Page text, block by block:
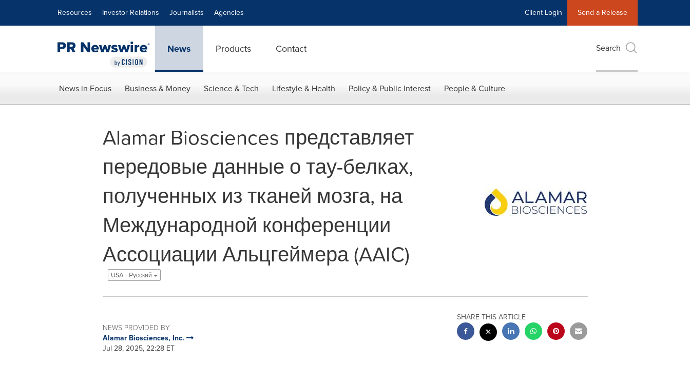
Resources Investor Relations Journalists Agencies Client Login Send a Release
News Products Contact Search
News in Focus Business & Money Science & Tech Lifestyle & Health Policy & Public Interest People & Culture
Alamar Biosciences представляет
передовые данные о тау-белках,
полученных из тканей мозга, на
Международной конференции
Ассоциации Альцгеймера (AAIC)
USA - Pусский
NEWS PROVIDED BY
Alamar Biosciences, Inc.
Jul 28, 2025, 22:28 ET
SHARE THIS ARTICLE